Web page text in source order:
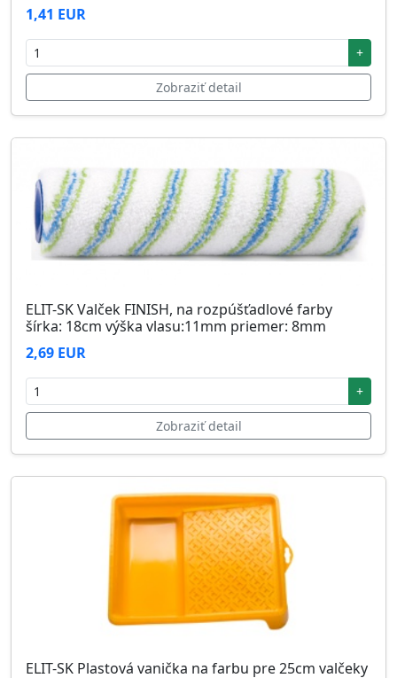
1,41 EUR
+
Zobraziť detail
ELIT-SK Valček FINISH, na rozpúšťadlové farby
šírka: 18cm výška vlasu:11mm priemer: 8mm
2,69 EUR
+
Zobraziť detail
ELIT-SK Plastová vanička na farbu pre 25cm valčeky